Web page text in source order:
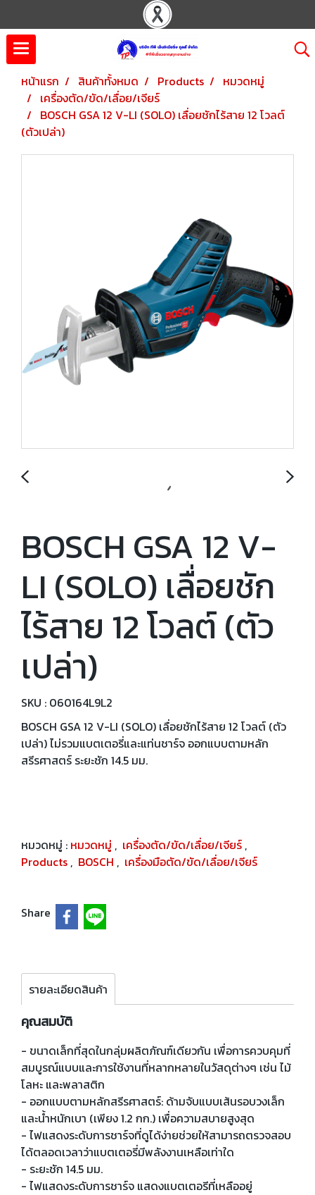
หน้าแรก สินค้าทั้งหมด Products
หมวดหมู่
เครื่องตัด/ขัด/เลื่อย/เจียร์
BOSCH GSA 12 V-LI (SOLO) เลื่อยชักไร้สาย 12 โวลต์
(ตัวเปล่า)
BOSCH GSA 12 V-
LI (SOLO) เลื่อยชัก
ไร้สาย 12 โวลต์ (ตัว
เปล่า)
SKU : 060164L9L2
BOSCH GSA 12 V-LI (SOLO) เลื่อยชักไร้สาย 12 โวลต์ (ตัว
เปล่า) ไม่รวมแบตเตอรี่และแท่นชาร์จ ออกแบบตามหลัก
สรีรศาสตร์ ระยะชัก 14.5 มม.
หมวดหมู่ : หมวดหมู่ , เครื่องตัด/ขัด/เลื่อย/เจียร์ ,
Products , BOSCH , เครื่องมือตัด/ขัด/เลื่อย/เจียร์
Share
รายละเอียดสินค้า
คุณสมบัติ
- ขนาดเล็กที่สุดในกลุ่มผลิตภัณฑ์เดียวกัน เพื่อการควบคุมที่
สมบูรณ์แบบและการใช้งานที่หลากหลายในวัสดุต่างๆ เช่น ไม้
โลหะ และพลาสติก
- ออกแบบตามหลักสรีรศาสตร์: ด้ามจับแบบเส้นรอบวงเล็ก
และน้ำหนักเบา (เพียง 1.2 กก.) เพื่อความสบายสูงสุด
- ไฟแสดงระดับการชาร์จที่ดูได้ง่ายช่วยให้สามารถตรวจสอบ
ได้ตลอดเวลาว่าแบตเตอรี่มีพลังงานเหลือเท่าใด
- ระยะชัก 14.5 มม.
- ไฟแสดงระดับการชาร์จ แสดงแบตเตอรีที่เหลืออยู่